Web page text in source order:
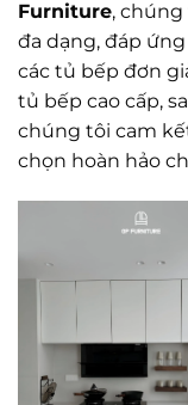
Furniture, chúng
đa dạng, đáp
các tủ bếp đơn
tủ bếp cao cấp,
chúng tôi cam
chọn hoàn hảo